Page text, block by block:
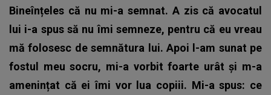
Bineînțeles că nu mi-a semnat. A zis că avocatul
lui i-a spus să nu îmi semneze, pentru că eu vreau
mă folosesc de semnătura lui. Apoi l-am sunat pe
fostul meu socru, mi-a vorbit foarte urât și m-a
amenințat că ei îmi vor lua copiii. Mi-a spus: ce